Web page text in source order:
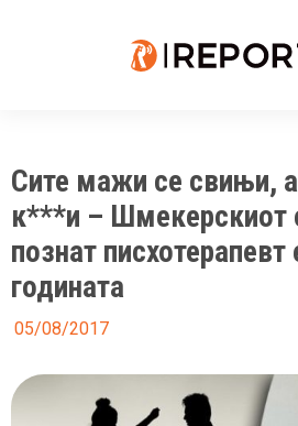
Сите мажи се свињи,
к***и – Шмекерскиот
познат писхотерапевт
годината
05/08/2017